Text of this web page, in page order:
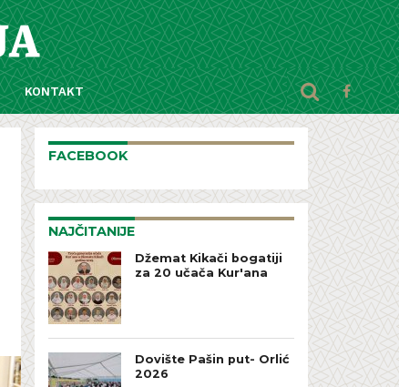
KONTAKT
FACEBOOK
NAJČITANIJE
Džemat Kikači bogatiji
za 20 učača Kur'ana
Dovište Pašin put- Orlić
2026